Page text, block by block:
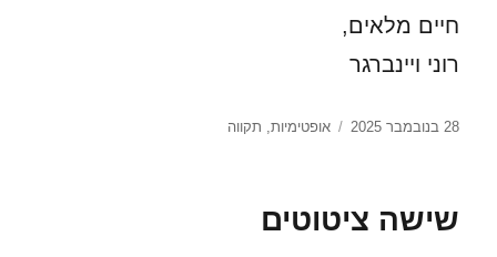
חיים מלאים,
רוני ויינברגר
פורסם
28 בנובמבר 2025 תגיות
אופטימיות, תקווה
שישה ציטוטים